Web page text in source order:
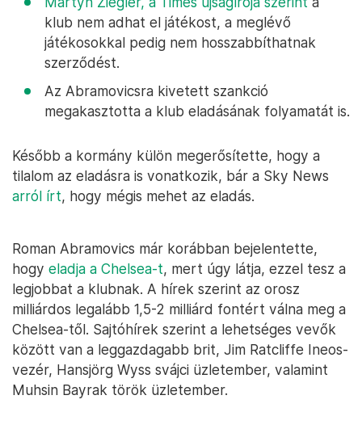
klub nem adhat el játékost, a meglévő
játékosokkal pedig nem hosszabbíthatnak
szerződést.
Az Abramovicsra kivetett szankció
megakasztotta a klub eladásának folyamatát is.
Később a kormány külön megerősítette, hogy a
tilalom az eladásra is vonatkozik, bár a Sky News
arról írt, hogy mégis mehet az eladás.
Roman Abramovics már korábban bejelentette,
hogy eladja a Chelsea-t, mert úgy látja, ezzel tesz a
legjobbat a klubnak. A hírek szerint az orosz
milliárdos legalább 1,5-2 milliárd fontért válna meg a
Chelsea-től. Sajtóhírek szerint a lehetséges vevők
között van a leggazdagabb brit, Jim Ratcliffe Ineos-
vezér, Hansjörg Wyss svájci üzletember, valamint
Muhsin Bayrak török üzletember.